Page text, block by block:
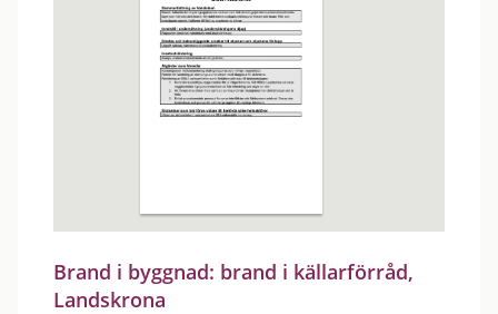
Brand i byggnad: brand i källarförråd,
Landskrona